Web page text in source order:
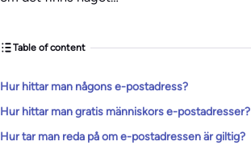
Table of content
Hur hittar man någons e-postadress?
Hur hittar man gratis människors e-postadresser?
Hur tar man reda på om e-postadressen är giltig?